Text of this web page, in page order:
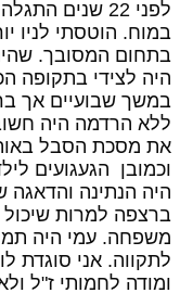
לפני 22 שנים
הוטסתי לניו
לצידי בתקופה
שבועיים אך
הרדמה היה
מסכת הסבל
הגעגועים
הנתינה והדאגה
למרות שיכול
עמי היה
אני סוגדת
לחמותי ז"ל